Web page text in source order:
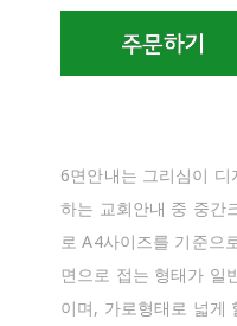
6면안내는 그리심이 디
하는 교회안내 중 중간
로 A4사이즈를 기준으
면으로 접는 형태가 일
이며, 가로형태로 넓게